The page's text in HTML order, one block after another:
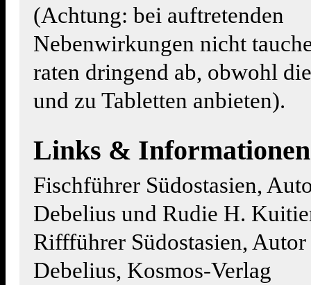
(Achtung: bei auftretenden
Nebenwirkungen nicht
raten dringend ab, obwohl
und zu Tabletten anbieten).
Links & Informationen
Fischführer Südostasien,
Debelius und Rudie H.
Riffführer Südostasien,
Debelius, Kosmos-Verlag